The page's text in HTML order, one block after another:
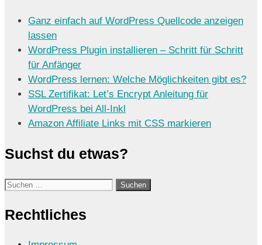
Ganz einfach auf WordPress Quellcode anzeigen
lassen
WordPress Plugin installieren – Schritt für Schritt
für Anfänger
WordPress lernen: Welche Möglichkeiten gibt es?
SSL Zertifikat: Let’s Encrypt Anleitung für
WordPress bei All-Inkl
Amazon Affiliate Links mit CSS markieren
Suchst du etwas?
Suchen
Rechtliches